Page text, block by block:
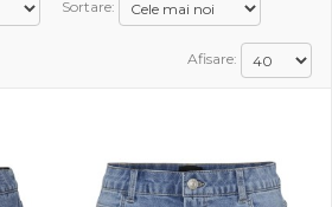
Sortare:
Afisare: